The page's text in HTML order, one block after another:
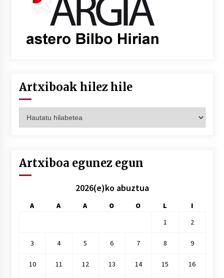
Artxiboak hilez hile
hilez
Artxiboa egunez egun
2026(e)ko abuztua
A A A O O L
I
1
2
3 4 5 6 7 8 9
10 11 12 13 14 15 16